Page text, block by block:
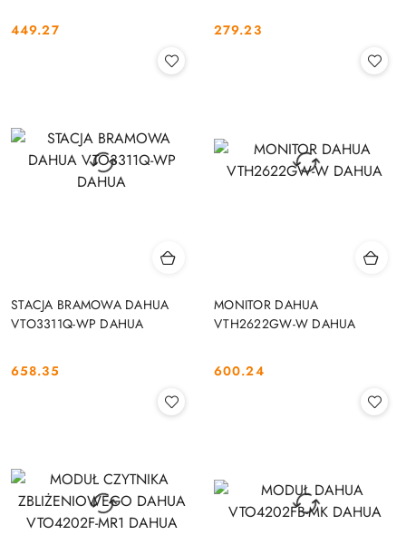
Cena:
449.27 Cena:
279.23
STACJA BRAMOWA DAHUA
VTO3311Q-WP DAHUA
Cena:
658.35
MONITOR DAHUA
VTH2622GW-W DAHUA
Cena:
600.24